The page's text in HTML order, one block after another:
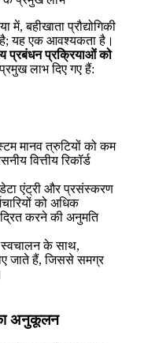
में, बहीखाता प्रौद्योगिकी
है; यह एक आवश्यकता है।
प्रबंधन प्रक्रियाओं को
लाभ दिए गए हैं:
मानव त्रुटियों को कम
वित्तीय रिकॉर्ड
डेटा एंट्री और प्रसंस्करण
को अधिक
करने की अनुमति
स्वचालन के साथ,
जाते हैं, जिससे समग्र
अनुकूलन